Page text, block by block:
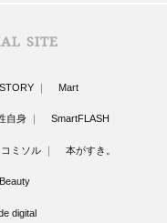
SITE
STORY Mart
自身 SmartFLASH
ミソル 本がすき。
digital